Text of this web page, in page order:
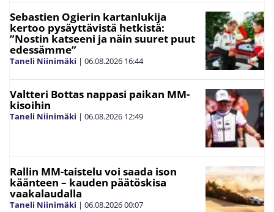
Sebastien Ogierin kartanlukija
kertoo pysäyttävistä hetkistä:
”Nostin katseeni ja näin suuret puut
edessämme”
Taneli Niinimäki | 06.08.2026 16:44
Valtteri Bottas nappasi paikan MM-
kisoihin
Taneli Niinimäki | 06.08.2026 12:49
Rallin MM-taistelu voi saada ison
käänteen – kauden päätöskisa
vaakalaudalla
Taneli Niinimäki | 06.08.202600:07